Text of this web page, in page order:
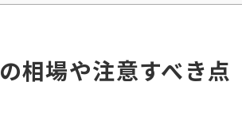
相場や注意すべき点